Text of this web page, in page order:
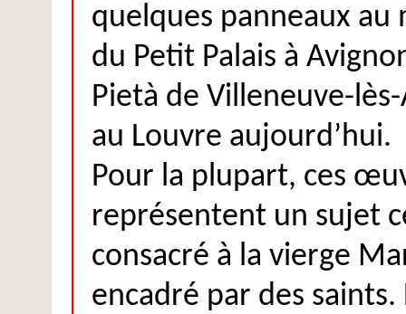
quelques panneaux au
du Petit Palais à
Pietà de Villeneuve-
au Louvre aujourd’hui.
Pour la plupart, ces
représentent un sujet
consacré à la vierge
encadré par des saints.